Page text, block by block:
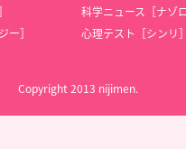
科学ニュース［ナゾ
ー］
心理テスト［シンリ］
Copyright 2013 nijimen.